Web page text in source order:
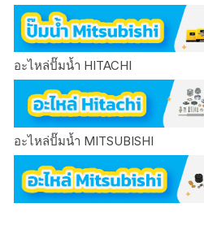
อะไหล่ปั๊มน้ำ HITACHI
อะไหล่ปั๊มน้ำ MITSUBISHI